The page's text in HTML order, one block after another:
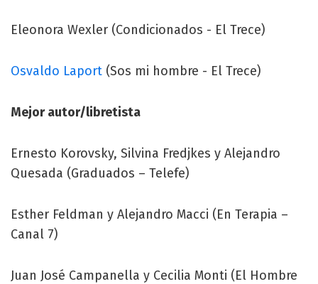
Eleonora Wexler (Condicionados - El Trece)
Osvaldo Laport (Sos mi hombre - El Trece)
Mejor autor/libretista
Ernesto Korovsky, Silvina Fredjkes y Alejandro
Quesada (Graduados – Telefe)
Esther Feldman y Alejandro Macci (En Terapia –
Canal 7)
Juan José Campanella y Cecilia Monti (El Hombre